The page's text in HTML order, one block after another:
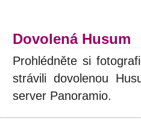
Dovolená Husum
Prohlédněte si
strávili dovolenou
server Panoramio.